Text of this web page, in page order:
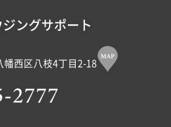
ングサポート
幡西区八枝4丁目2-18